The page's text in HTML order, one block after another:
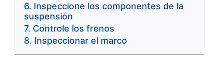
Inspeccione los componentes de la
suspensión
Controle los frenos
Inspeccionar el marco